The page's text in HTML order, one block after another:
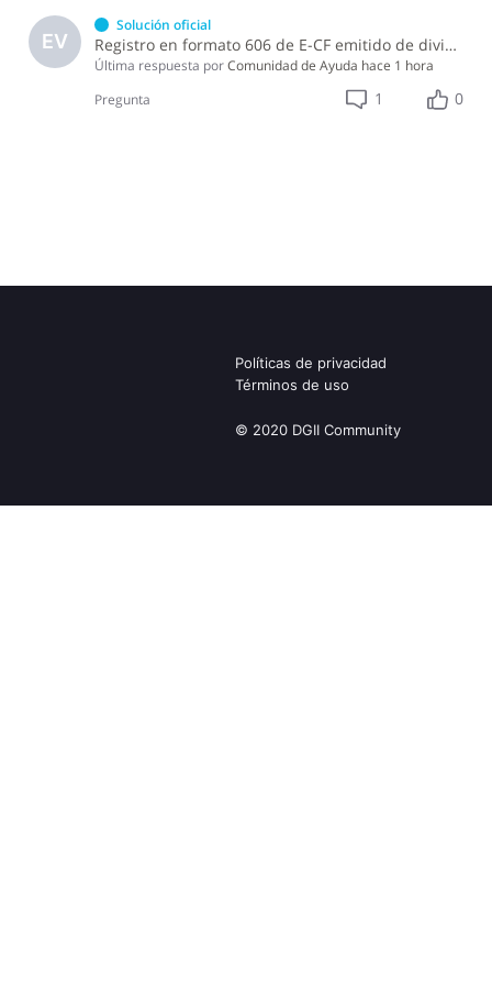
EV
Solución oficial
Registro en formato 606 de E-CF emitido de divisa y diferencia en tasa de cambio
Última respuesta porComunidad de Ayuda hace 1 hora
Pregunta
1 0
Políticas de privacidad
Términos de uso
© 2020 DGII Community